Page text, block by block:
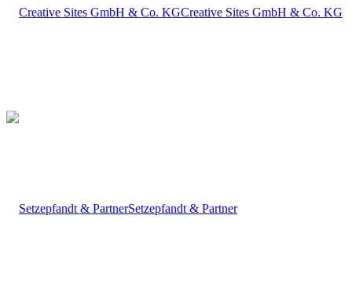
Creative Sites GmbH & Co. KG
Setzepfandt & Partner